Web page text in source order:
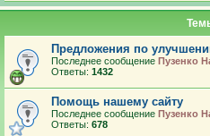
Предложения по
Последнее сообщение Пузенко
Ответы: 1432
Помощь нашему сайту
Последнее сообщение Пузенко
Ответы: 678